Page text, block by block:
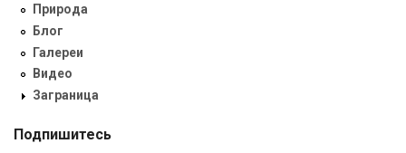
Природа
Блог
Галереи
Видео
Заграница
Подпишитесь